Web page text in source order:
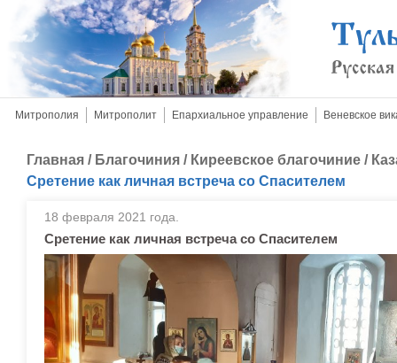
Митрополия Митрополит Епархиальное управление Веневское
Главная / Благочиния / Киреевское благочиние /
Сретение как личная встреча со Спасителем
18 февраля 2021 года.
Сретение как личная встреча со Спасителем